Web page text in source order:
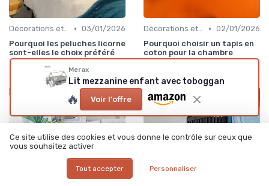
Décorations et Accessoires de Chambre • 03/01/2026
Pourquoi les peluches licorne
sont-elles le choix préféré
pour la chambre d’enfant ?
Décorations et Accessoires de Chambre • 02/01/2026
Pourquoi choisir un tapis en
coton pour la chambre
d’enfant
Merax
Lit mezzanine enfant avec toboggan
🔥 Voir l'offre
Ce site utilise des cookies et vous donne le contrôle sur ceux que
vous souhaitez activer
Tout accepter Personnaliser